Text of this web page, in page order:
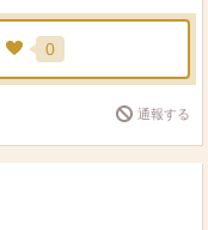
0
通報する